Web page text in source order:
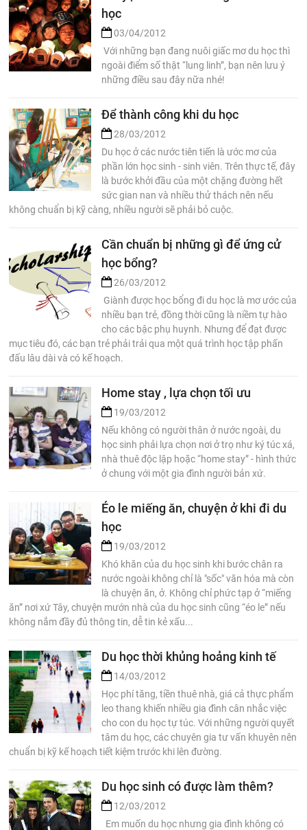
học
03/04/2012
Với những bạn đang nuôi giấc mơ du học thì
ngoài điểm số thật “lung linh”, bạn nên lưu ý
những điều sau đây nữa nhé!
Để thành công khi du học
28/03/2012
Du học ở các nước tiên tiến là ước mơ của
phần lớn học sinh - sinh viên. Trên thực tế, đây
là bước khởi đầu của một chặng đường hết
sức gian nan và nhiều thử thách nên nếu
không chuẩn bị kỹ càng, nhiều người sẽ phải bỏ cuộc.
Cần chuẩn bị những gì để ứng cử
học bổng?
26/03/2012
Giành được học bổng đi du học là mơ ước của
nhiều bạn trẻ, đồng thời cũng là niềm tự hào
cho các bậc phụ huynh. Nhưng để đạt được
mục tiêu đó, các bạn trẻ phải trải qua một quá trình học tập phấn
đấu lâu dài và có kế hoạch.
Home stay , lựa chọn tối ưu
19/03/2012
Nếu không có người thân ở nước ngoài, du
học sinh phải lựa chọn nơi ở trọ như ký túc xá,
nhà thuê độc lập hoặc “home stay” - hình thức
ở chung với một gia đình người bản xứ.
Éo le miếng ăn, chuyện ở khi đi du
học
19/03/2012
Khó khăn của du học sinh khi bước chân ra
nước ngoài không chỉ là "sốc" văn hóa mà còn
là chuyện ăn, ở. Không chỉ phức tạp ở “miếng
ăn” nơi xứ Tây, chuyện mướn nhà của du học sinh cũng “éo le” nếu
không nắm đầy đủ thông tin, dễ tin kẻ xấu...
Du học thời khủng hoảng kinh tế
14/03/2012
Học phí tăng, tiền thuê nhà, giá cả thực phẩm
leo thang khiến nhiều gia đình cân nhắc việc
cho con du học tự túc. Với những người quyết
tâm du học, các chuyên gia tư vấn khuyên nên
chuẩn bị kỹ kế hoạch tiết kiệm trước khi lên đường.
Du học sinh có được làm thêm?
12/03/2012
Em muốn du học nhưng gia đình không có